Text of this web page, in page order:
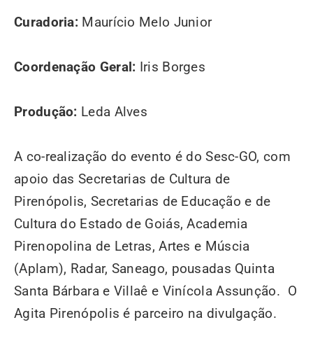
Curadoria: Maurício Melo Junior
Coordenação Geral: Iris Borges
Produção: Leda Alves
A co-realização do evento é do Sesc-GO, com
apoio das Secretarias de Cultura de
Pirenópolis, Secretarias de Educação e de
Cultura do Estado de Goiás, Academia
Pirenopolina de Letras, Artes e Múscia
(Aplam), Radar, Saneago, pousadas Quinta
Santa Bárbara e Villaê e Vinícola Assunção. O
Agita Pirenópolis é parceiro na divulgação.